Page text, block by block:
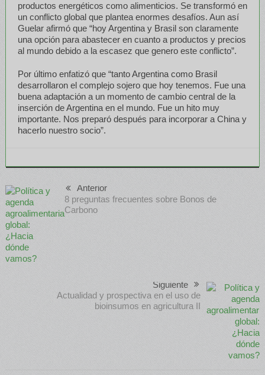
productos energéticos como alimenticios. Se transformó en
un conflicto global que plantea enormes desafíos. Aun así
Guelar afirmó que “hoy Argentina y Brasil son claramente
una opción para abastecer en cuanto a productos y precios
al mundo debido a la escasez que genero este conflicto”.
Por último enfatizó que “tanto Argentina como Brasil
desarrollaron el complejo sojero que hoy tenemos. Fue una
buena adaptación a un momento de cambio central de la
inserción de Argentina en el mundo. Fue un hito muy
importante. Nos preparó después para incorporar a China y
hacerlo nuestro socio”.
Anterior
8 preguntas frecuentes sobre Bonos de
Carbono
Siguiente
Actualidad y prospectiva en el uso de
bioinsumos en agricultura II